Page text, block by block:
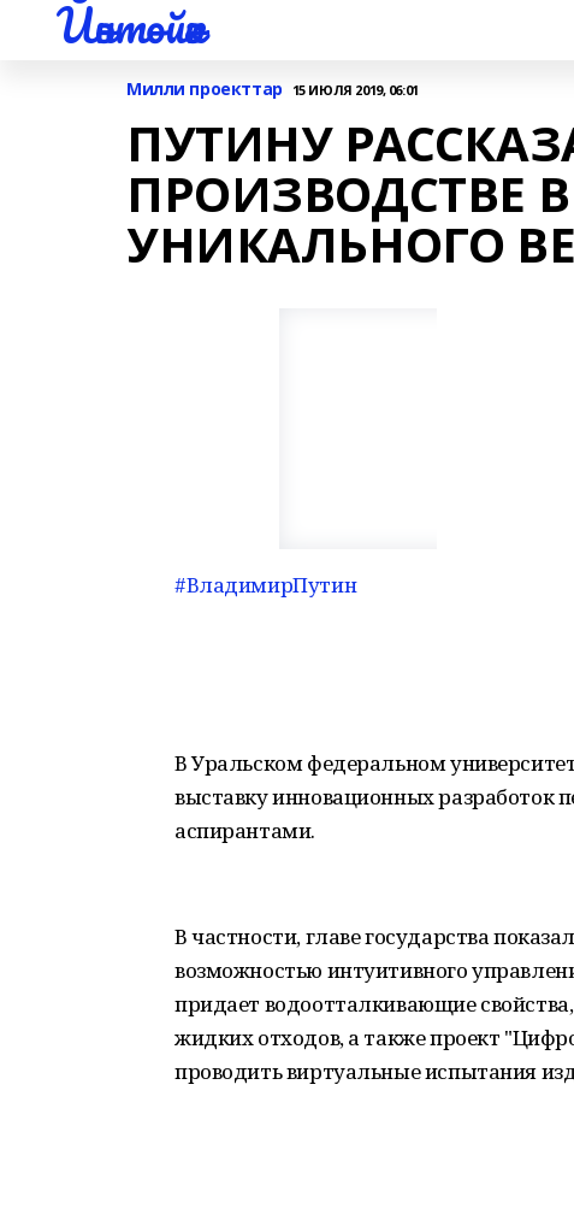
Йәнтөйәк
Милли проекттар 15 ИЮЛЯ 2019, 06:01
ПУТИНУ
ПРОИЗВОДСТВЕ
УНИКАЛЬНОГО
#ВладимирПутин
В Уральском федеральном
выставку инновационных разработок
аспирантами.
В частности, главе государства
возможностью интуитивного
придает водоотталкивающие
жидких отходов, а также проект
проводить виртуальные испытания